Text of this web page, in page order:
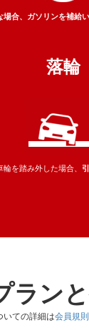
合、 ガソリンを補給
落輪
輪を踏み外した場合、
ラン
いての詳細は会員規則